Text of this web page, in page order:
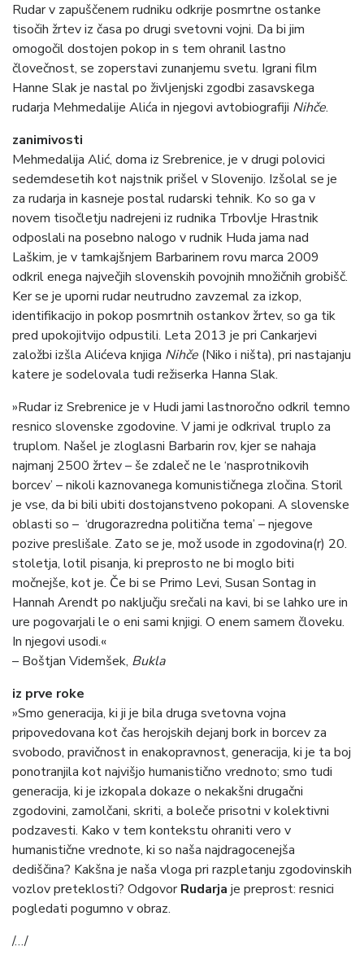
Rudar v zapuščenem rudniku odkrije posmrtne ostanke
tisočih žrtev iz časa po drugi svetovni vojni. Da bi jim
omogočil dostojen pokop in s tem ohranil lastno
človečnost, se zoperstavi zunanjemu svetu. Igrani film
Hanne Slak je nastal po življenjski zgodbi zasavskega
rudarja Mehmedalije Alića in njegovi avtobiografiji Nihče.
zanimivosti
Mehmedalija Alić, doma iz Srebrenice, je v drugi polovici
sedemdesetih kot najstnik prišel v Slovenijo. Izšolal se je
za rudarja in kasneje postal rudarski tehnik. Ko so ga v
novem tisočletju nadrejeni iz rudnika Trbovlje Hrastnik
odposlali na posebno nalogo v rudnik Huda jama nad
Laškim, je v tamkajšnjem Barbarinem rovu marca 2009
odkril enega največjih slovenskih povojnih množičnih grobišč.
Ker se je uporni rudar neutrudno zavzemal za izkop,
identifikacijo in pokop posmrtnih ostankov žrtev, so ga tik
pred upokojitvijo odpustili. Leta 2013 je pri Cankarjevi
založbi izšla Alićeva knjiga Nihče (Niko i ništa), pri nastajanju
katere je sodelovala tudi režiserka Hanna Slak.
»Rudar iz Srebrenice je v Hudi jami lastnoročno odkril temno
resnico slovenske zgodovine. V jami je odkrival truplo za
truplom. Našel je zloglasni Barbarin rov, kjer se nahaja
najmanj 2500 žrtev – še zdaleč ne le ‘nasprotnikovih
borcev’ – nikoli kaznovanega komunističnega zločina. Storil
je vse, da bi bili ubiti dostojanstveno pokopani. A slovenske
oblasti so – ‘drugorazredna politična tema’ – njegove
pozive preslišale. Zato se je, mož usode in zgodovina(r) 20.
stoletja, lotil pisanja, ki preprosto ne bi moglo biti
močnejše, kot je. Če bi se Primo Levi, Susan Sontag in
Hannah Arendt po naključju srečali na kavi, bi se lahko ure in
ure pogovarjali le o eni sami knjigi. O enem samem človeku.
In njegovi usodi.«
– Boštjan Videmšek, Bukla
iz prve roke
»Smo generacija, ki ji je bila druga svetovna vojna
pripovedovana kot čas herojskih dejanj bork in borcev za
svobodo, pravičnost in enakopravnost, generacija, ki je ta boj
ponotranjila kot najvišjo humanistično vrednoto; smo tudi
generacija, ki je izkopala dokaze o nekakšni drugačni
zgodovini, zamolčani, skriti, a boleče prisotni v kolektivni
podzavesti. Kako v tem kontekstu ohraniti vero v
humanistične vrednote, ki so naša najdragocenejša
dediščina? Kakšna je naša vloga pri razpletanju zgodovinskih
vozlov preteklosti? OdgovorRudarja je preprost: resnici
pogledati pogumno v obraz.
/…/